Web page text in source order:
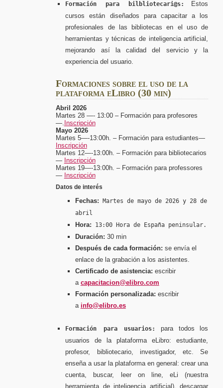
Formación para bilbliotecari@s:
Estos
cursos están diseñados para capacitar a los
profesionales de las bibliotecas en el uso de
herramientas y técnicas de inteligencia artificial,
mejorando así la calidad del servicio y la
experiencia del usuario.
Formaciones sobre el uso de la
plataforma eLibro (30 min)
Abril 2026
Martes 28 —- 13:00 – Formación para profesores
—. Inscripción
Mayo 2026
Martes 5—-13:00h. – Formación para estudiantes—
Inscripción
Martes 12—-13:00h. – Formación para bibliotecarios
— Inscripción
Martes 19—-13:00h. – Formación para professores
— Inscripción
Datos de interés
Fechas: Martes de mayo de 2026 y 28 de
abril
Hora: 13:00 Hora de España peninsular.
Duración: 30 min
Después de cada formación: se envía el
enlace de la grabación a los asistentes.
Certificado de asistencia: escribir
a capacitacion@elibro.com
Formación personalizada: escribir
a info@elibro.es
Formación para usuarios:
para todos los
usuarios de la plataforma eLibro: estudiante,
profesor, bibliotecario, investigador, etc. Se
enseña a usar la plataforma en general: crear una
cuenta, buscar, leer on line, eLi (nuestra
herramienta de inteligencia artificial), descargar